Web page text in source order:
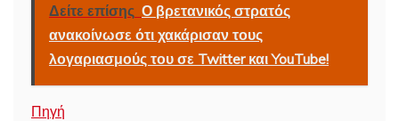
Δείτε επίσης Ο βρετανικός στρατός
ανακοίνωσε ότι χακάρισαν τους
λογαριασμούς του σε Twitter και YouTube!
Πηγή